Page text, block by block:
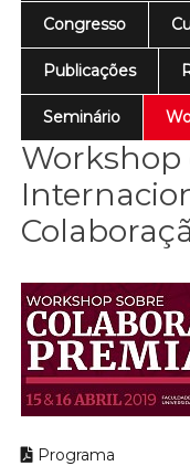
Congresso
Publicações
Seminário
Workshop
Programa